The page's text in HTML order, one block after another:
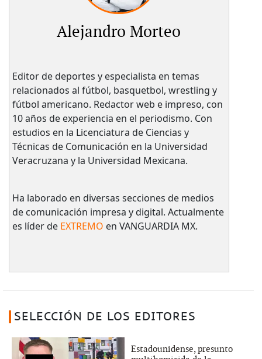
Alejandro Morteo
Editor de deportes y especialista en temas
relacionados al fútbol, basquetbol, wrestling y
fútbol americano. Redactor web e impreso, con
10 años de experiencia en el periodismo. Con
estudios en la Licenciatura de Ciencias y
Técnicas de Comunicación en la Universidad
Veracruzana y la Universidad Mexicana.
Ha laborado en diversas secciones de medios
de comunicación impresa y digital. Actualmente
es líder de EXTREMO en VANGUARDIA MX.
SELECCIÓN DE LOS EDITORES
Estadounidense, presunto